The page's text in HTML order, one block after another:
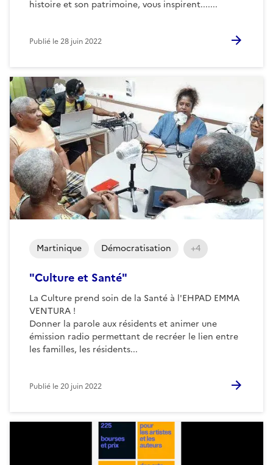
histoire et son patrimoine, vous inspirent.......
Publié le28 juin 2022
"Culture et Santé"
La Culture prend soin de la Santé à l'EHPAD EMMA
VENTURA !
Donner la parole aux résidents et animer une
émission radio permettant de recréer le lien entre
les familles, les résidents...
Martinique Démocratisation +4
Publié le20 juin 2022